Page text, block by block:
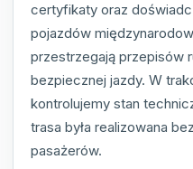
certyfikaty oraz
pojazdów
przestrzegają przepisów
bezpiecznej jazdy. W
kontrolujemy stan
trasa była realizowana
pasażerów.